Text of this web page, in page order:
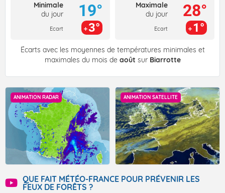
Minimale
du jour
Ecart
19°
3°
Maximale
du jour
Ecart
28°
1°
Écarts avec les moyennes de températures minimales et
maximales du mois de août sur Biarrotte
ANIMATION RADAR ANIMATION SATELLITE
QUE FAIT MÉTÉO-FRANCE POUR PRÉVENIR LES
FEUX DE FORÊTS ?